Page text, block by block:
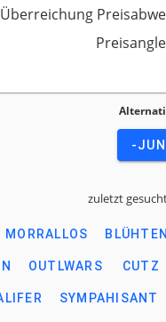
Überreichung
-
zuletzt
MORRALLOS BLÜHTEN
OUTLWARS CUTZ
SYMPAHISANT